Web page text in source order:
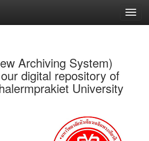
Archiving System)
digital repository of
University